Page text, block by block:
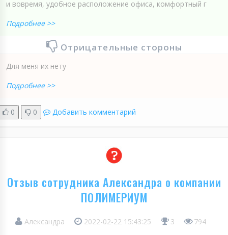
и вовремя, удобное расположение офиса, комфортный г
Подробнее >>
Отрицательные стороны
Для меня их нету
Подробнее >>
0 0 Добавить комментарий
Отзыв сотрудника Александра о компании
ПОЛИМЕРИУМ
Александра 2022-02-22 15:43:25 3 794